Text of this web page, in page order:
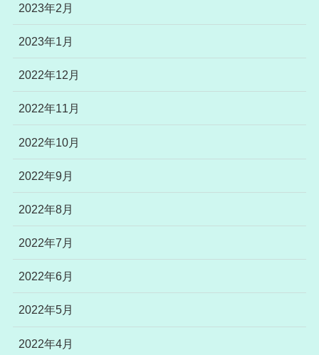
2023年2月
2023年1月
2022年12月
2022年11月
2022年10月
2022年9月
2022年8月
2022年7月
2022年6月
2022年5月
2022年4月